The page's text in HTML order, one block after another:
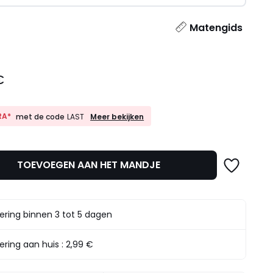
Matengids
met de code LAST
10%
LAST
Meer bekijken
TOEVOEGEN AAN HET MANDJE
binnen 3 tot 5 dagen
aan huis :2,99 €